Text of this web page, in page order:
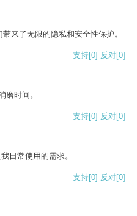
来了无限的隐私和安全性保护。
支持[0] 反对[0]
磨时间。
支持[0] 反对[0]
日常使用的需求。
支持[0] 反对[0]